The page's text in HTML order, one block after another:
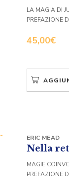
45,00€
LA MAGIA DI
PREFAZIONE
Nella
ERIC MEAD
MAGIE
PREFAZIONE